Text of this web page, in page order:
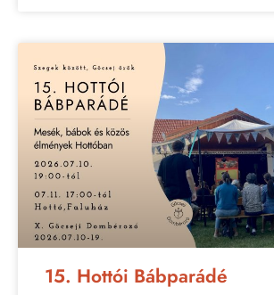
15. Hottói Bábparádé